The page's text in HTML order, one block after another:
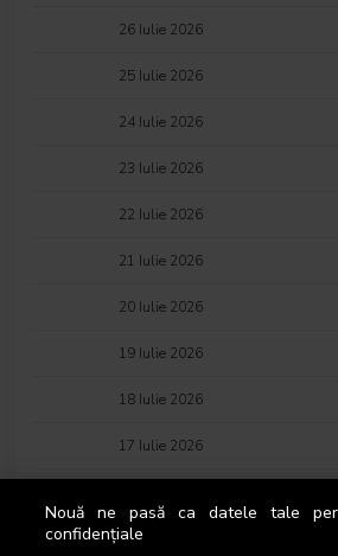
26 Iulie 2026
25 Iulie 2026
24 Iulie 2026
23 Iulie 2026
22 Iulie 2026
21 Iulie 2026
20 Iulie 2026
19 Iulie 2026
18 Iulie 2026
17 Iulie 2026
15 Iulie 2026
Nouă ne pasă ca datele tale
confidențiale